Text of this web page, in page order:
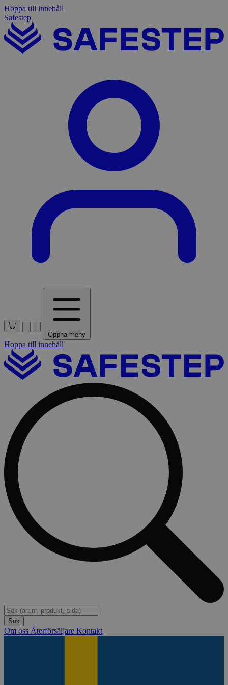
Hoppa till innehåll
Safestep
Öppna meny
Hoppa till innehåll
Om oss Återförsäljare Kontakt